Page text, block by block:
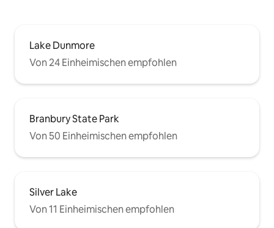
Lake Dunmore
Von 24 Einheimischen empfohlen
Branbury State Park
Von 50 Einheimischen empfohlen
Silver Lake
Von 11 Einheimischen empfohlen